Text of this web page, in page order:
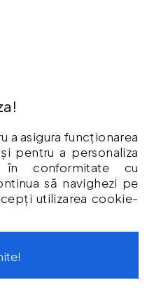
a asigura funcționarea
pentru a personaliza
conformitate cu
să navighezi pe
utilizarea cookie-